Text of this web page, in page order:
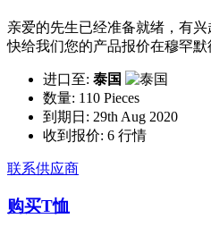
亲爱的先生已经准备就绪，有
快给我们您的产品报价在穆罕默
进口至: 泰国
数量: 110 Pieces
到期日: 29th Aug 2020
收到报价: 6 行情
联系供应商
购买T恤